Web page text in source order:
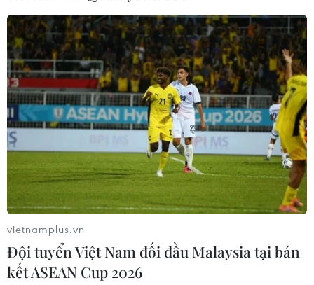
trung thanh
hi vong cuoc hop nay thanh cong de nguoi uk duoc song trong
hoa binh
Thích(1) Trả lời
TIN LIÊN QUAN
vietnamplus.vn
Đội tuyển Việt Nam đối đầu Malaysia tại bán
kết ASEAN Cup 2026